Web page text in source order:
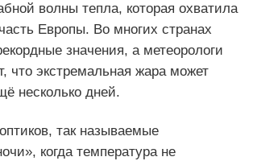
волны тепла, которая охватила
Европы. Во многих странах
значения, а метеорологи
что экстремальная жара может
несколько дней.
так называемые
когда температура не